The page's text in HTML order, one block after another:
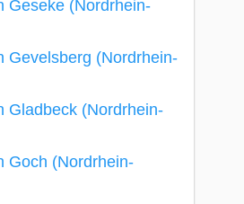
Geseke (Nordrhein-
Gevelsberg (Nordrhein-
Gladbeck (Nordrhein-
Goch (Nordrhein-